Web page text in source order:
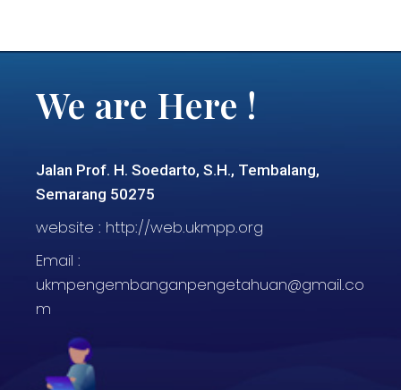
We are Here !
Jalan Prof. H. Soedarto, S.H., Tembalang,
Semarang 50275
website : http://web.ukmpp.org
Email :
ukmpengembanganpengetahuan@gmail.co
m